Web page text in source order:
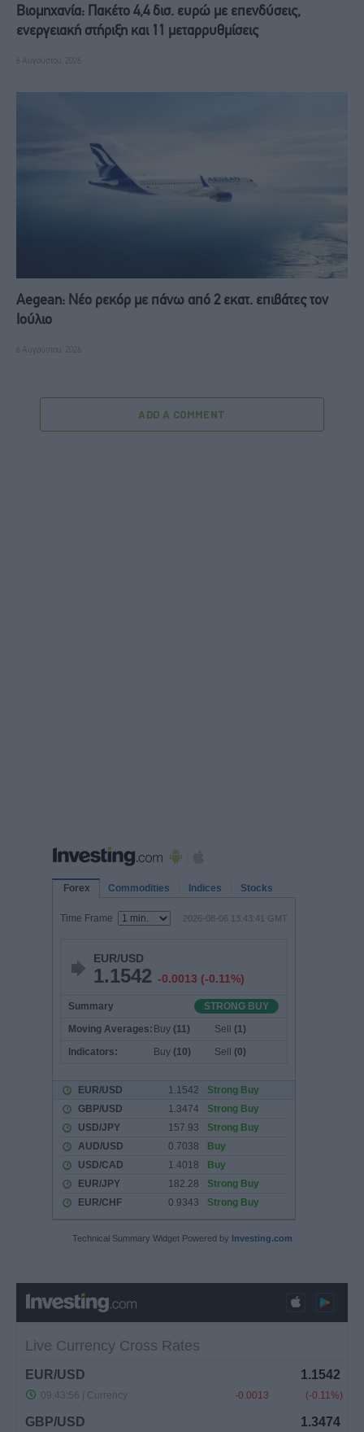
Βιομηχανία: Πακέτο 4,4 δισ. ευρώ με επενδύσεις,
ενεργειακή στήριξη και 11 μεταρρυθμίσεις
6 Αυγούστου, 2026
Aegean: Νέο ρεκόρ με πάνω από 2 εκατ. επιβάτες τον
Ιούλιο
6 Αυγούστου, 2026
ADD A COMMENT
Technical Summary Widget Powered by Investing.com